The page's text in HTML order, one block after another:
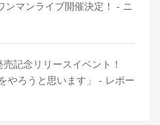
ンマンライブ開催決定！ - ニ
記念リリースイベント！
やろうと思います」 - レポー